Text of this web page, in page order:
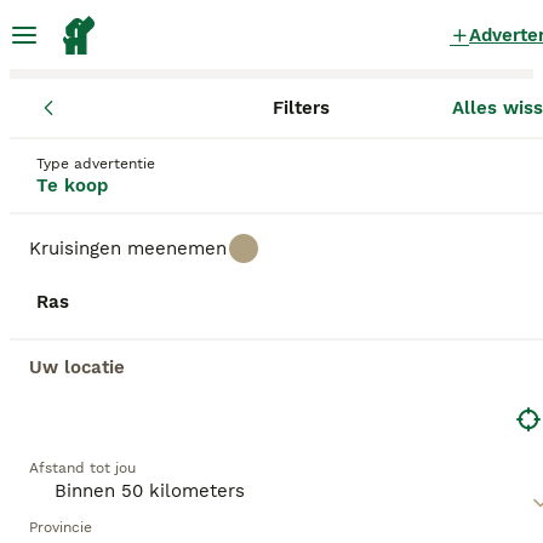
Filters Alles
Type advertentie
Te koop
Kruisingen meenemen
Ras
Uw locatie
Afstand tot jou
Provincie
Pups te koop
GEBOOSTE PUPPY ADVERTENTIES